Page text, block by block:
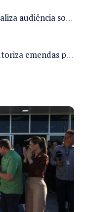
Comissão da Câmara realiza audiência sobre apostas online para medir o tamanho do mercado ilegal
Lula sanciona lei que autoriza emendas parlamentares para atendimento pré-hospitalar pelos bombeiros